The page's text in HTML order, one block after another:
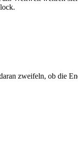
zweifeln, ob die